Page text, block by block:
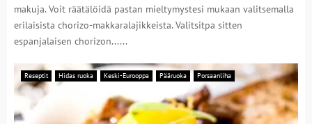
makuja. Voit räätälöidä pastan mieltymystesi mukaan valitsemalla
erilaisista chorizo-makkaralajikkeista. Valitsitpa sitten
espanjalaisen chorizon......
Reseptit Hidas ruoka Keski-Eurooppa Pääruoka Porsaanliha